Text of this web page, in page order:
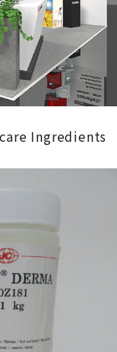
Ingredients